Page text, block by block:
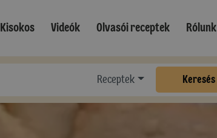
Kisokos Videók Olvasói receptek Rólunk
Receptek Keresés